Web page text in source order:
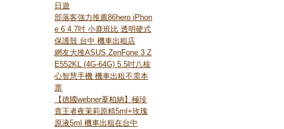
日遊
部落客強力推薦86hero iPhon
e 6 4.7吋 小鹿班比 透明硬式
保護殼 台中 機車出租店
網友大推ASUS ZenFone 3 Z
E552KL (4G-64G) 5.5吋八核
心智慧手機 機車出租不需本
票
【德國webner葦柏納】極珍
貴王者夜茉莉原精5ml+玫瑰
原液5ml 機車出租在台中